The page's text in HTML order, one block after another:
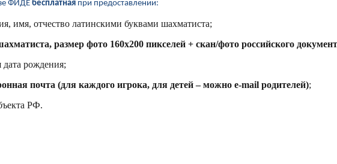
ФИДЕ бесплатная при предоставлении:
имя, отчество латинскими буквами шахматиста;
размер фото 160х200 пикселей + скан/фото российского
дата рождения;
почта (для каждого игрока, для детей – можно e-mail родителей);
РФ.